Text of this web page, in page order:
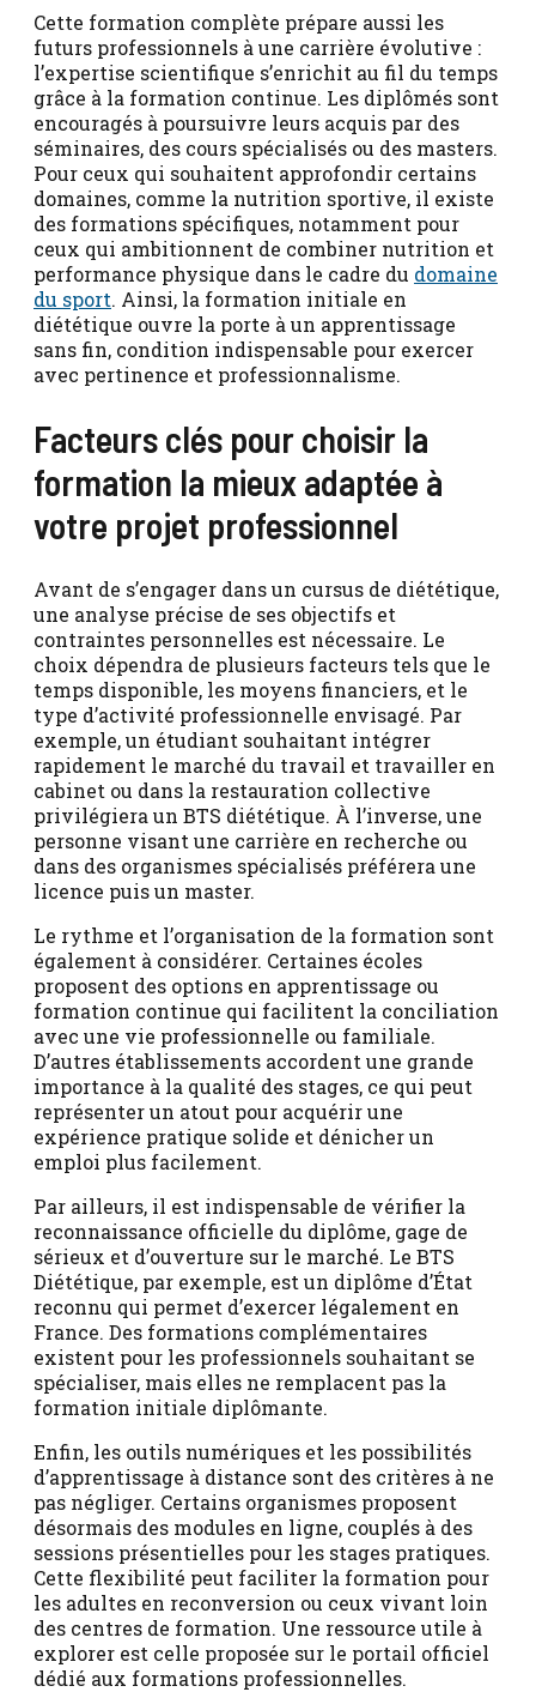
Cette formation complète prépare aussi les
futurs professionnels à une carrière évolutive :
l’expertise scientifique s’enrichit au fil du temps
grâce à la formation continue. Les diplômés sont
encouragés à poursuivre leurs acquis par des
séminaires, des cours spécialisés ou des masters.
Pour ceux qui souhaitent approfondir certains
domaines, comme la nutrition sportive, il existe
des formations spécifiques, notamment pour
ceux qui ambitionnent de combiner nutrition et
performance physique dans le cadre du domaine
du sport. Ainsi, la formation initiale en
diététique ouvre la porte à un apprentissage
sans fin, condition indispensable pour exercer
avec pertinence et professionnalisme.
Facteurs clés pour choisir la
formation la mieux adaptée à
votre projet professionnel
Avant de s’engager dans un cursus de diététique,
une analyse précise de ses objectifs et
contraintes personnelles est nécessaire. Le
choix dépendra de plusieurs facteurs tels que le
temps disponible, les moyens financiers, et le
type d’activité professionnelle envisagé. Par
exemple, un étudiant souhaitant intégrer
rapidement le marché du travail et travailler en
cabinet ou dans la restauration collective
privilégiera un BTS diététique. À l’inverse, une
personne visant une carrière en recherche ou
dans des organismes spécialisés préférera une
licence puis un master.
Le rythme et l’organisation de la formation sont
également à considérer. Certaines écoles
proposent des options en apprentissage ou
formation continue qui facilitent la conciliation
avec une vie professionnelle ou familiale.
D’autres établissements accordent une grande
importance à la qualité des stages, ce qui peut
représenter un atout pour acquérir une
expérience pratique solide et dénicher un
emploi plus facilement.
Par ailleurs, il est indispensable de vérifier la
reconnaissance officielle du diplôme, gage de
sérieux et d’ouverture sur le marché. Le BTS
Diététique, par exemple, est un diplôme d’État
reconnu qui permet d’exercer légalement en
France. Des formations complémentaires
existent pour les professionnels souhaitant se
spécialiser, mais elles ne remplacent pas la
formation initiale diplômante.
Enfin, les outils numériques et les possibilités
d’apprentissage à distance sont des critères à ne
pas négliger. Certains organismes proposent
désormais des modules en ligne, couplés à des
sessions présentielles pour les stages pratiques.
Cette flexibilité peut faciliter la formation pour
les adultes en reconversion ou ceux vivant loin
des centres de formation. Une ressource utile à
explorer est celle proposée sur le portail officiel
dédié aux formations professionnelles.